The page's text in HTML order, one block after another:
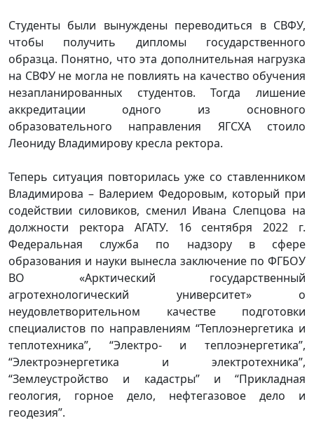
Студенты были вынуждены переводиться в СВФУ,
чтобы получить дипломы государственного
образца. Понятно, что эта дополнительная нагрузка
на СВФУ не могла не повлиять на качество обучения
незапланированных студентов. Тогда лишение
аккредитации одного из основного
образовательного направления ЯГСХА стоило
Леониду Владимирову кресла ректора.
Теперь ситуация повторилась уже со ставленником
Владимирова – Валерием Федоровым, который при
содействии силовиков, сменил Ивана Слепцова на
должности ректора АГАТУ. 16 сентября 2022 г.
Федеральная служба по надзору в сфере
образования и науки вынесла заключение по ФГБОУ
ВО «Арктический государственный
агротехнологический университет» о
неудовлетворительном качестве подготовки
специалистов по направлениям “Теплоэнергетика и
теплотехника”, “Электро- и теплоэнергетика”,
“Электроэнергетика и электротехника”,
“Землеустройство и кадастры” и “Прикладная
геология, горное дело, нефтегазовое дело и
геодезия”.